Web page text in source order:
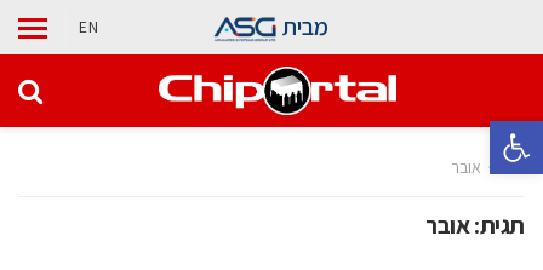
פתח סרגל נגישות
מבית EN
בית אובר
תגית:אובר